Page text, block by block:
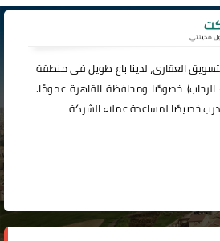
العقاري، لدينا باع طويل فى منطقة
الرحاب) خصوصًا ومحافظة القاهرة عمومًا.
خصيصًا لمساعدة عملاء الشركة